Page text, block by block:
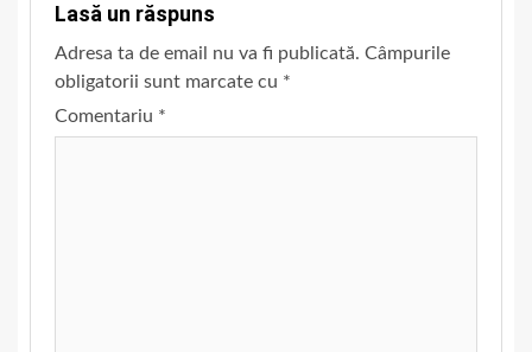
Lasă un răspuns
Adresa ta de email nu va fi publicată. Câmpurile
obligatorii sunt marcate cu *
Comentariu *